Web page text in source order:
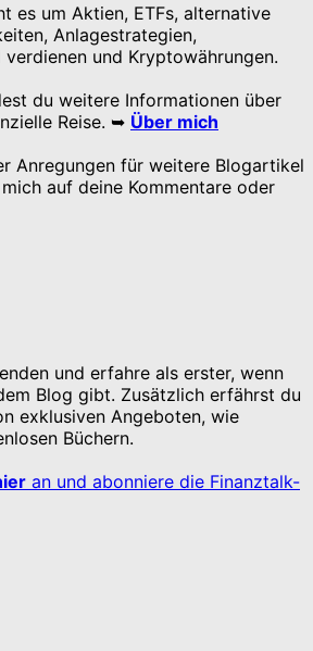
es um Aktien, ETFs, alternative
Anlagestrategien,
verdienen und Kryptowährungen.
du weitere Informationen über
Reise. ➥ Über mich
Anregungen für weitere Blogartikel
auf deine Kommentare oder
und erfahre als erster, wenn
Blog gibt. Zusätzlich erfährst du
exklusiven Angeboten, wie
Büchern.
an und abonniere die Finanztalk-